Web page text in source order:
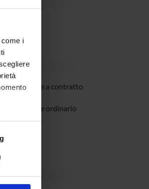
i
Professore a contratto
Professore ordinario